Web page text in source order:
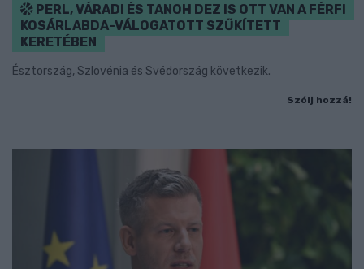
PERL, VÁRADI ÉS TANOH DEZ IS OTT VAN A FÉRFI
KOSÁRLABDA-VÁLOGATOTT SZŰKÍTETT
KERETÉBEN
Észtország, Szlovénia és Svédország következik.
Szólj hozzá!